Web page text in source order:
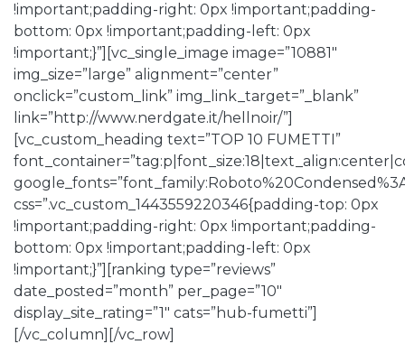
!important;padding-right: 0px !important;padding-
bottom: 0px !important;padding-left: 0px
!important;}”][vc_single_image image=”10881″
img_size=”large” alignment=”center”
onclick=”custom_link” img_link_target=”_blank”
link=”http://www.nerdgate.it/hellnoir/”]
[vc_custom_heading text=”TOP 10 FUMETTI”
css=”.vc_custom_1443559220346{padding-top: 0px
!important;padding-right: 0px !important;padding-
bottom: 0px !important;padding-left: 0px
!important;}”][ranking type=”reviews”
date_posted=”month” per_page=”10″
display_site_rating=”1″ cats=”hub-fumetti”]
[/vc_column][/vc_row]